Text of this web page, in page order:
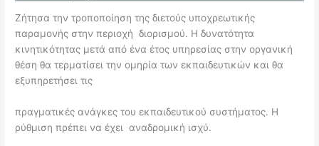
Ζήτησα την τροποποίηση της διετούς υποχρεωτικής
παραμονής στην περιοχή διορισμού. Η δυνατότητα
κινητικότητας μετά από ένα έτος υπηρεσίας στην οργανική
θέση θα τερματίσει την ομηρία των εκπαιδευτικών και θα
εξυπηρετήσει τις
πραγματικές ανάγκες του εκπαιδευτικού συστήματος. Η
ρύθμιση πρέπει να έχει αναδρομική ισχύ.